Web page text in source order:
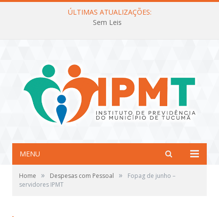
ÚLTIMAS ATUALIZAÇÕES:
Sem Leis
MENU
Home » Despesas com Pessoal »
Fopag de junho –
servidores IPMT